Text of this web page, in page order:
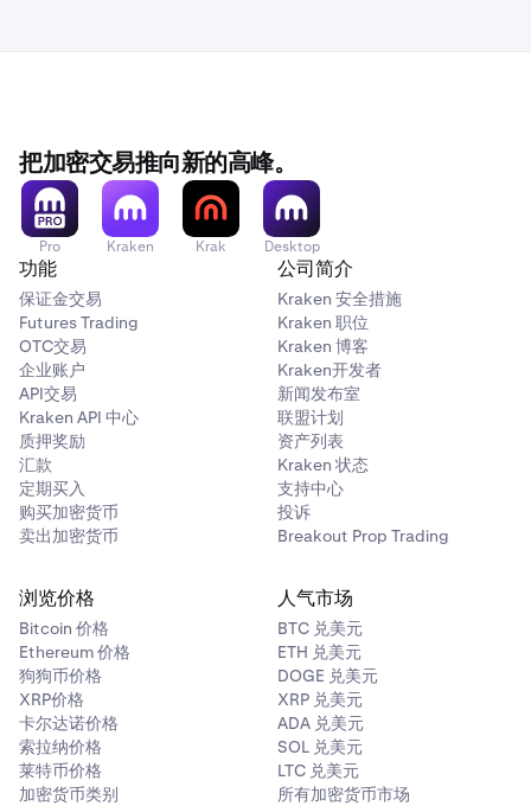
3 选择您要发送的钱包和代币。
4
然后，输入您要发送的金额。表单将默认为美元价值，
但您也可以通过点击箭头切换到代币金额。
把加密交易推向新的高峰。
Pro Kraken Krak Desktop
功能
保证金交易
Futures Trading
OTC交易
企业账户
API交易
Kraken API 中心
质押奖励
汇款
定期买入
购买加密货币
卖出加密货币
公司简介
Kraken 安全措施
Kraken 职位
Kraken 博客
Kraken开发者
新闻发布室
联盟计划
资产列表
Kraken 状态
支持中心
投诉
Breakout Prop Trading
浏览价格
Bitcoin 价格
Ethereum 价格
狗狗币价格
XRP价格
卡尔达诺价格
索拉纳价格
莱特币价格
加密货币类别
人气市场
BTC 兑美元
ETH 兑美元
DOGE 兑美元
XRP 兑美元
ADA 兑美元
SOL 兑美元
LTC 兑美元
所有加密货币市场